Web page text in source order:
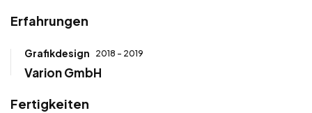
Erfahrungen
Grafikdesign 2018 - 2019
Varion GmbH
Fertigkeiten